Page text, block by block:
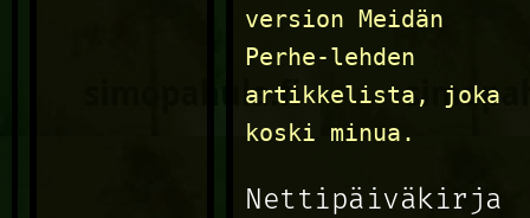
version Meidän
Perhe-lehden
artikkelista, joka
koski minua.
Nettipäiväkirja